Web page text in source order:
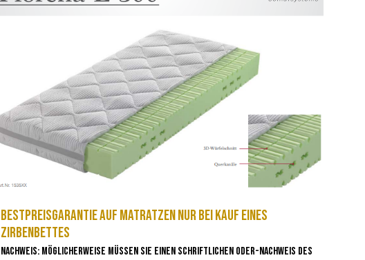
Bestpreisgarantie auf Matratzen nur bei Kauf eines
Zirbenbettes
Nachweis: Möglicherweise müssen sie einen Schriftlichen oder-Nachweis des